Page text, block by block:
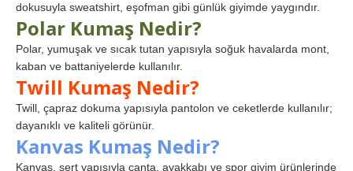
dokusuyla sweatshirt, eşofman gibi günlük giyimde yaygındır.
Polar Kumaş Nedir?
Polar, yumuşak ve sıcak tutan yapısıyla soğuk havalarda mont,
kaban ve battaniyelerde kullanılır.
Twill Kumaş Nedir?
Twill, çapraz dokuma yapısıyla pantolon ve ceketlerde kullanılır;
dayanıklı ve kaliteli görünür.
Kanvas Kumaş Nedir?
Kanvas, sert yapısıyla çanta, ayakkabı ve spor giyim ürünlerinde